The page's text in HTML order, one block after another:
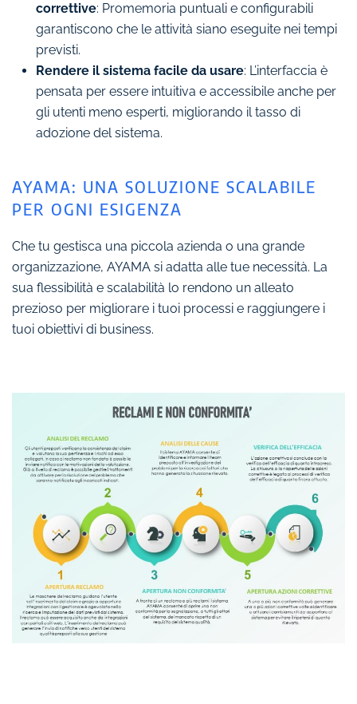
correttive: Promemoria puntuali e configurabili
garantiscono che le attività siano eseguite nei tempi
previsti.
Rendere il sistema facile da usare: L’interfaccia è
pensata per essere intuitiva e accessibile anche per
gli utenti meno esperti, migliorando il tasso di
adozione del sistema.
AYAMA: UNA SOLUZIONE SCALABILE
PER OGNI ESIGENZA
Che tu gestisca una piccola azienda o una grande
organizzazione, AYAMA si adatta alle tue necessità. La
sua flessibilità e scalabilità lo rendono un alleato
prezioso per migliorare i tuoi processi e raggiungere i
tuoi obiettivi di business.